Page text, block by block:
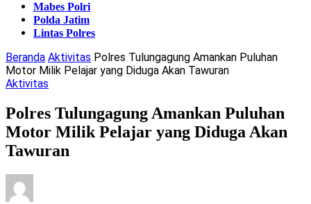
Mabes Polri
Polda Jatim
Lintas Polres
Beranda Aktivitas Polres Tulungagung Amankan Puluhan
Motor Milik Pelajar yang Diduga Akan Tawuran
Aktivitas
Polres Tulungagung Amankan Puluhan
Motor Milik Pelajar yang Diduga Akan
Tawuran